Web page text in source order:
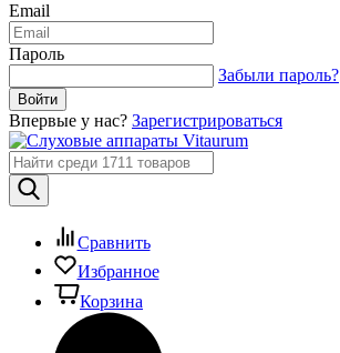
Email
Пароль
Забыли пароль?
Впервые у нас? Зарегистрироваться
Сравнить
Избранное
Корзина